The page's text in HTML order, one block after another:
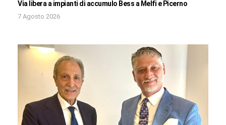
Via libera a impianti di accumulo Bess a Melfi e Picerno
7 Agosto 2026